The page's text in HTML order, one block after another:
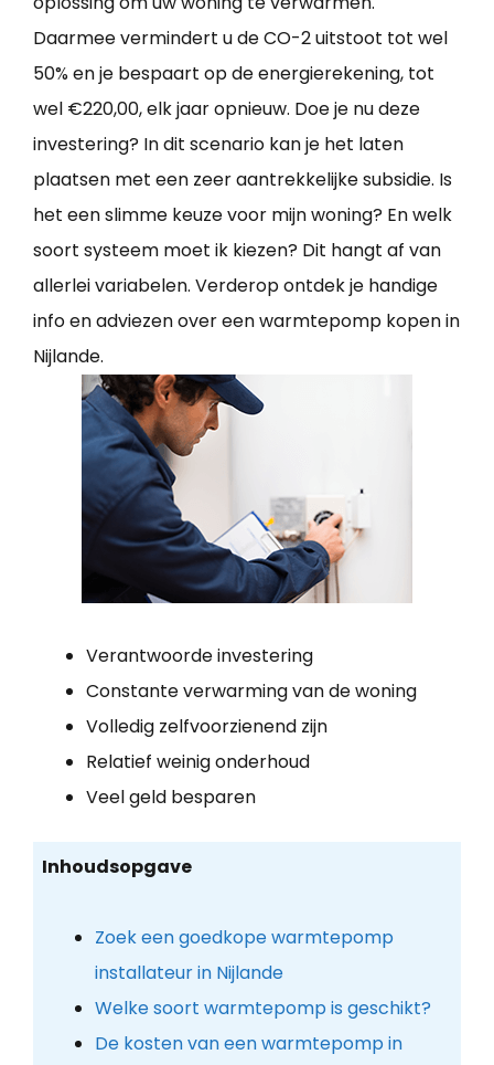
Daarmee vermindert u de CO-2 uitstoot tot wel
50% en je bespaart op de energierekening, tot
wel €220,00, elk jaar opnieuw. Doe je nu deze
investering? In dit scenario kan je het laten
plaatsen met een zeer aantrekkelijke subsidie. Is
het een slimme keuze voor mijn woning? En welk
soort systeem moet ik kiezen? Dit hangt af van
allerlei variabelen. Verderop ontdek je handige
info en adviezen over een warmtepomp kopen in
Nijlande.
Verantwoorde investering
Constante verwarming van de woning
Volledig zelfvoorzienend zijn
Relatief weinig onderhoud
Veel geld besparen
Inhoudsopgave
Zoek een goedkope warmtepomp
installateur in Nijlande
Welke soort warmtepomp is geschikt?
De kosten van een warmtepomp in